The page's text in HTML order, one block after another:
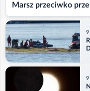
Marsz przeciwko
9
9